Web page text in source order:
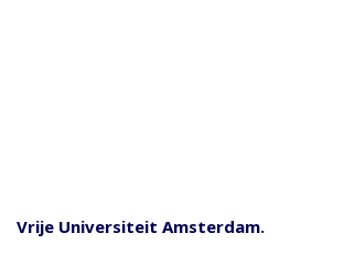
Vrije Universiteit Amsterdam.